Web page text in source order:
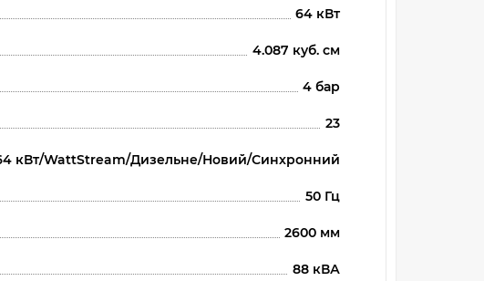
64 кВт
4.087 куб. см
4 бар
23
64 кВт/WattStream/Дизельне/Новий/Синхронний
50 Гц
2600 мм
88 кВА